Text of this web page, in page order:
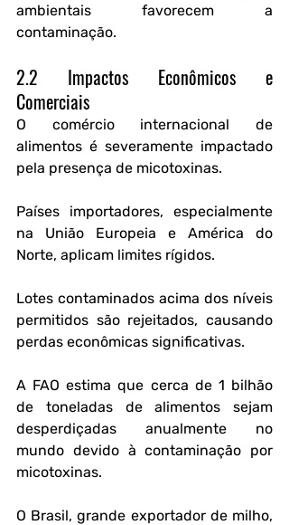
ambientais favorecem a
contaminação.
2.2 Impactos Econômicos e
Comerciais
O comércio internacional de
alimentos é severamente impactado
pela presença de micotoxinas.
Países importadores, especialmente
na União Europeia e América do
Norte, aplicam limites rígidos.
Lotes contaminados acima dos níveis
permitidos são rejeitados, causando
perdas econômicas significativas.
A FAO estima que cerca de 1 bilhão
de toneladas de alimentos sejam
desperdiçadas anualmente no
mundo devido à contaminação por
micotoxinas.
O Brasil, grande exportador de milho,